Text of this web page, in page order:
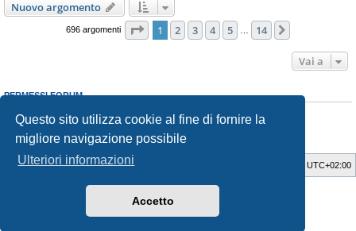
Questo sito utilizza cookie al fine di fornire la
migliore navigazione possibile
Ulteriori informazioni
Accetto
Nuovo argomento
696 argomenti Pagina di 14
1 2 3 4 5 14
Vai a
PERMESSI FORUM
Non puoirispondere negli argomenti
Non puoi
modificare i tuoi messaggi
Non puoicancellare i tuoi messaggi
Indice UTC+02:00
GTA game
phpBB® Forum Software © phpBB Limited
phpBB-Italia.it